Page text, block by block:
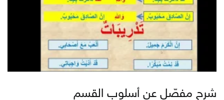
شرح مفصّل عن أسلوب القسم